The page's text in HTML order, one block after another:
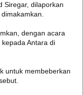
Siregar, dilaporkan
dengan acara
Antara di
untuk membeberkan